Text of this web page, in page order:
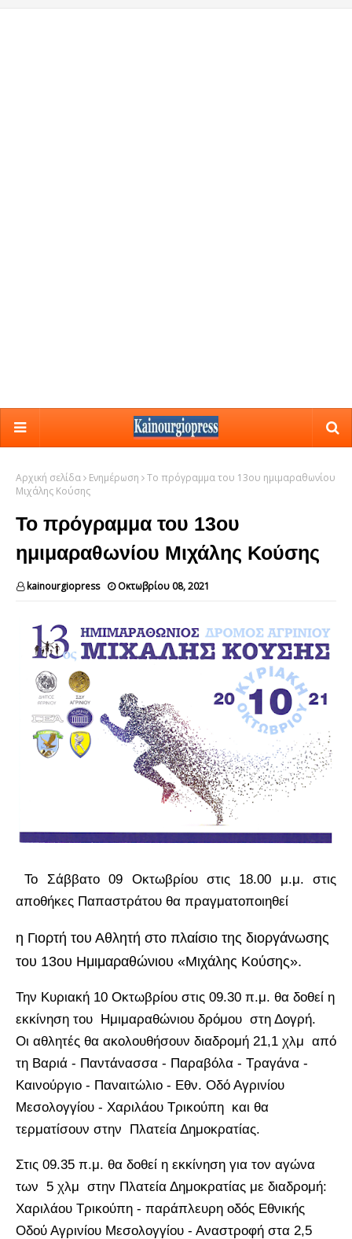
Αρχική σελίδα Ενημέρωση
Το πρόγραμμα του 13ου ημιμαραθωνίου
Μιχάλης Κούσης
Το πρόγραμμα του 13ου
ημιμαραθωνίου Μιχάλης Κούσης
kainourgiopress Οκτωβρίου 08, 2021
Το Σάββατο 09 Οκτωβρίου στις 18.00 μ.μ. στις
αποθήκες Παπαστράτου θα πραγματοποιηθεί
η Γιορτή του Αθλητή στο πλαίσιο της διοργάνωσης
του 13ου Ημιμαραθώνιου «Μιχάλης Κούσης».
Την Κυριακή 10 Οκτωβρίου στις 09.30 π.μ. θα δοθεί η
εκκίνηση του Ημιμαραθώνιου δρόμου στη Δογρή.
Οι αθλητές θα ακολουθήσουν διαδρομή 21,1 χλμ από
τη Βαριά - Παντάνασσα - Παραβόλα - Τραγάνα -
Καινούργιο - Παναιτώλιο - Εθν. Οδό Αγρινίου
Μεσολογγίου - Χαριλάου Τρικούπη και θα
τερματίσουν στην Πλατεία Δημοκρατίας.
Στις 09.35 π.μ. θα δοθεί η εκκίνηση για τον αγώνα
των 5 χλμ στην Πλατεία Δημοκρατίας με διαδρομή:
Χαριλάου Τρικούπη - παράπλευρη οδός Εθνικής
Οδού Αγρινίου Μεσολογγίου - Αναστροφή στα 2,5